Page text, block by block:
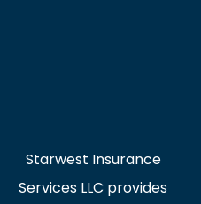
Starwest Insurance
Services LLC provides